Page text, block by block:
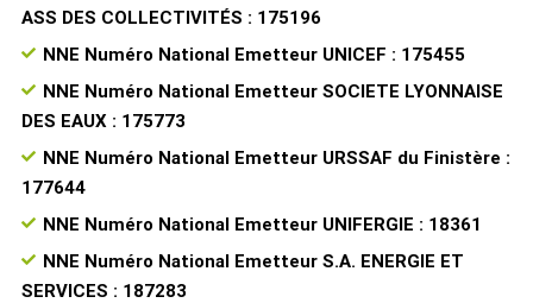
ASS DES COLLECTIVITÉS : 175196
NNE Numéro National Emetteur UNICEF : 175455
NNE Numéro National Emetteur SOCIETE LYONNAISE
DES EAUX : 175773
NNE Numéro National Emetteur URSSAF du Finistère :
177644
NNE Numéro National Emetteur UNIFERGIE : 18361
NNE Numéro National Emetteur S.A. ENERGIE ET
SERVICES : 187283